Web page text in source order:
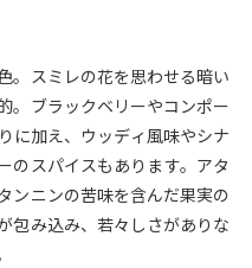
。スミレの花を思わせる暗い
。ブラックベリーやコンポー
に加え、ウッディ風味やシナ
のスパイスもあります。アタ
ンニンの苦味を含んだ果実の
包み込み、若々しさがありな